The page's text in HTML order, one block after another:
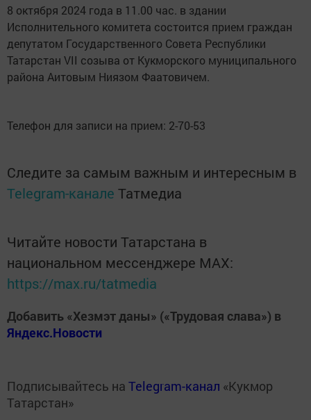
8 октября 2024 года в 11.00 час. в здании
Исполнительного комитета состоится прием граждан
депутатом Государственного Совета Республики
Татарстан VII созыва от Кукморского муниципального
района Аитовым Ниязом Фаатовичем.
Телефон для записи на прием: 2-70-53
Следите за самым важным и интересным в
Telegram-канале Татмедиа
Читайте новости Татарстана в
национальном мессенджере MАХ:
https://max.ru/tatmedia
Добавить «Хезмэт даны» («Трудовая слава») в
Яндекс.Новости
Подписывайтесь на Telegram-канал «Кукмор
Татарстан»